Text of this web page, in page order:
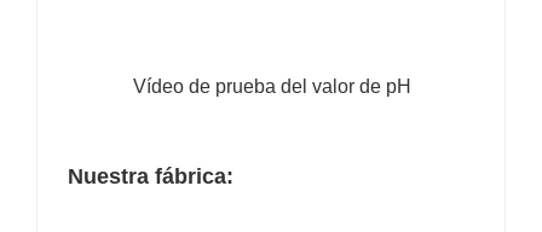
Vídeo de prueba del valor de pH
Nuestra fábrica: